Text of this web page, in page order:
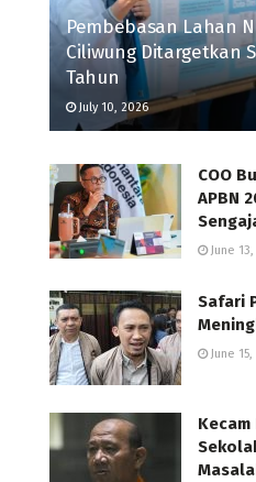
Pembebasan Lahan
Ciliwung Ditargetkan
Tahun
July 10, 2026
COO
APBN
June
Safari
June